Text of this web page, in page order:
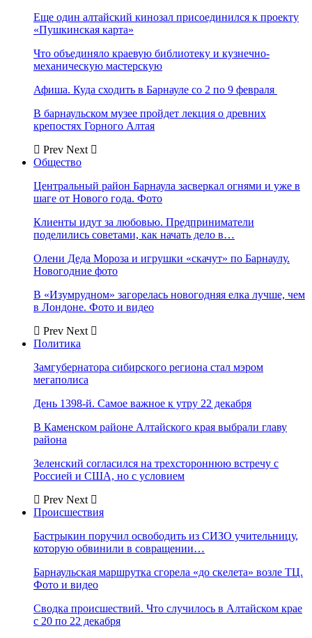
Еще один алтайский кинозал присоединился к проекту
«Пушкинская карта»
Что объединяло краевую библиотеку и кузнечно-
механическую мастерскую
Афиша. Куда сходить в Барнауле со 2 по 9 февраля
В барнаульском музее пройдет лекция о древних
крепостях Горного Алтая
Prev Next
Общество
Центральный район Барнаула засверкал огнями и уже в
шаге от Нового года. Фото
Клиенты идут за любовью. Предприниматели
поделились советами, как начать дело в…
Олени Деда Мороза и игрушки «скачут» по Барнаулу.
Новогодние фото
В «Изумрудном» загорелась новогодняя елка лучше, чем
в Лондоне. Фото и видео
Prev Next
Политика
Замгубернатора сибирского региона стал мэром
мегаполиса
День 1398-й. Самое важное к утру 22 декабря
В Каменском районе Алтайского края выбрали главу
района
Зеленский согласился на трехстороннюю встречу с
Россией и США, но с условием
Prev Next
Происшествия
Бастрыкин поручил освободить из СИЗО учительницу,
которую обвинили в совращении…
Барнаульская маршрутка сгорела «до скелета» возле ТЦ.
Фото и видео
Сводка происшествий. Что случилось в Алтайском крае
с 20 по 22 декабря